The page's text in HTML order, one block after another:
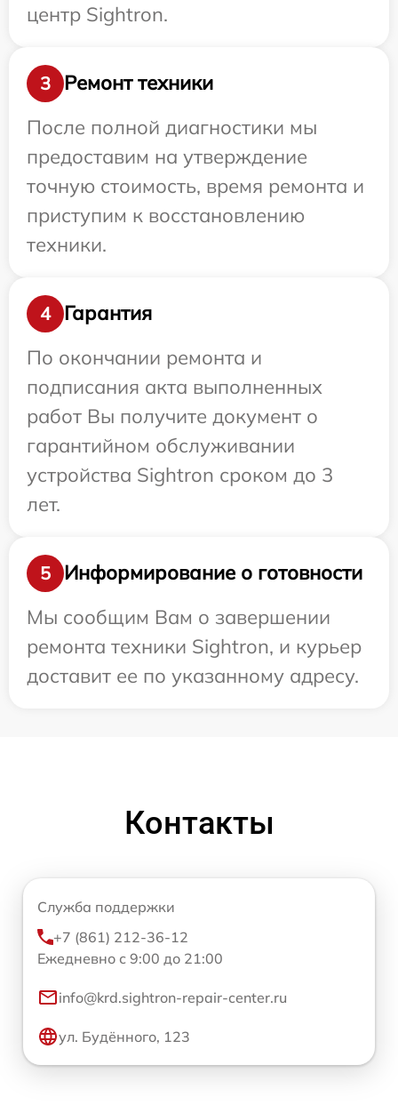
центр Sightron.
3
Ремонт техники
После полной диагностики мы
предоставим на утверждение
точную стоимость, время ремонта и
приступим к восстановлению
техники.
4
Гарантия
По окончании ремонта и
подписания акта выполненных
работ Вы получите документ о
гарантийном обслуживании
устройства Sightron сроком до 3
лет.
5
Информирование о готовности
Мы сообщим Вам о завершении
ремонта техники Sightron, и курьер
доставит ее по указанному адресу.
Контакты
Служба поддержки
+7 (861) 212-36-12
Ежедневно с 9:00 до 21:00
info@krd.sightron-repair-center.ru
ул. Будённого, 123